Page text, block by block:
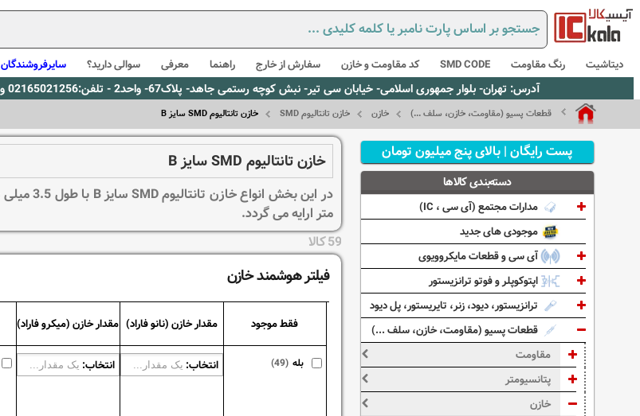
دیتاشیت رنگ مقاومت SMD CODE کد مقاومت و خازن سفارش از خارج راهنما معرفی سوالی دارید؟ سایرفروشندگان
آدرس: تهران- بلوار جمهوری اسلامی- خیابان سی تیر- نبش کوچه رستمی جاهد- پلاک67- واحد2 - تلفن:02165021256 و 02165021235، پیام رسان بله: 09309563731 ساعت کاری 9 لغایت 16
قطعات پسیو (مقاومت، خازن، سلف ...) خازن خازن تانتالیوم SMD خازن تانتالیوم SMD سایز B
خازن تانتالیوم SMD سایز B
متر ارایه می گردد.
59 کالا
فیلتر هوشمند خازن
فقط موجود
بله (49)
مقدار خازن (نانو فاراد)
انتخاب:
مقدار خازن (میکرو فاراد)
انتخاب:
پست رایگان | بالای پنج میلیون تومان
دسته‌بندی کالاها
مدارات مجتمع (آی سی ، IC)
موجودی های جدید
آی سی و قطعات مایکروویوی
اپتوکوپلر و فوتو ترانزیستور
ترانزیستور، دیود، زنر، تایریستور، پل دیود
قطعات پسیو (مقاومت، خازن، سلف ...)
مقاومت
پتانسیومتر
خازن